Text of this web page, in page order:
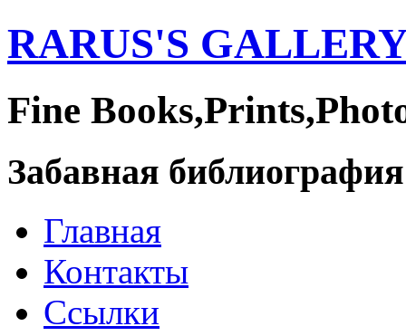
RARUS'S
Fine
Забавная библиография
Главная
Контакты
Ссылки